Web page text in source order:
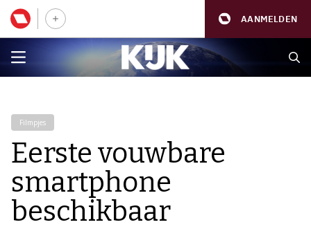
AANMELDEN
Filmpjes
Eerste vouwbare
smartphone
beschikbaar